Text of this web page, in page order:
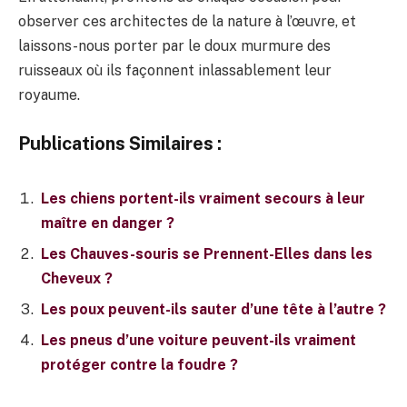
observer ces architectes de la nature à l’œuvre, et
laissons-nous porter par le doux murmure des
ruisseaux où ils façonnent inlassablement leur
royaume.
Publications Similaires :
Les chiens portent-ils vraiment secours à leur
maître en danger ?
Les Chauves-souris se Prennent-Elles dans les
Cheveux ?
Les poux peuvent-ils sauter d’une tête à l’autre ?
Les pneus d’une voiture peuvent-ils vraiment
protéger contre la foudre ?